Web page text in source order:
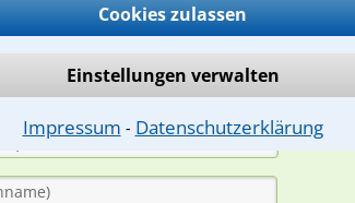
Cookies zulassen
Einstellungen verwalten
Impressum ⁃ Datenschutzerklärung
werden sich spezialisierte
einen Anwalt ist für Sie kostenlos.